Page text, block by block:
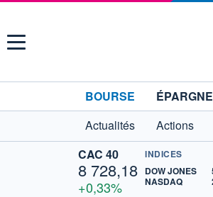
Menu
BOURSE ÉPARGNE
Actualités
Actions
CAC 40
8 728,18
+0,33%
INDICES
DOW JONES
NASDAQ